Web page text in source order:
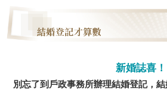
新婚誌喜！
別忘了到戶政事務所辦理結婚登記，